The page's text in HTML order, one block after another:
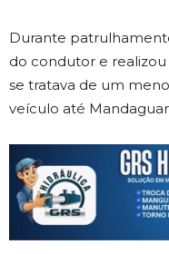
Durante
do condutor e
se tratava de um
veículo até